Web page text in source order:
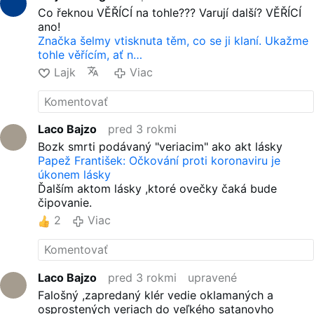
Co řeknou VĚŘÍCÍ na tohle??? Varují další? VĚŘÍCÍ
ano!
Značka šelmy vtisknuta těm, co se ji klaní. Ukažme
tohle věřícím, ať n…
Lajk
Viac
Laco Bajzo
pred 3 rokmi
Bozk smrti podávaný "veriacim" ako akt lásky
Papež František: Očkování proti koronaviru je
úkonem lásky
Ďalším aktom lásky ,ktoré ovečky čaká bude
čipovanie.
2
Viac
Laco Bajzo pred 3 rokmi
upravené
Falošný ,zapredaný klér vedie oklamaných a
osprostených veriach do veľkého satanovho